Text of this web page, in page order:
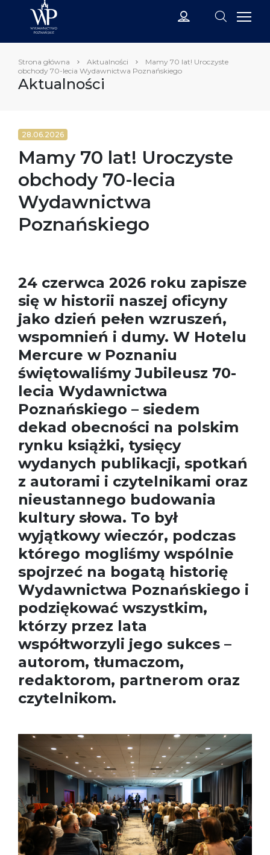
Strona główna Aktualności
Mamy 70 lat! Uroczyste
obchody 70-lecia Wydawnictwa Poznańskiego
Aktualności
28.06.2026
Mamy 70 lat! Uroczyste
obchody 70-lecia
Wydawnictwa
Poznańskiego
24 czerwca 2026 roku zapisze
się w historii naszej oficyny
jako dzień pełen wzruszeń,
wspomnień i dumy. W Hotelu
Mercure w Poznaniu
świętowaliśmy Jubileusz 70-
lecia Wydawnictwa
Poznańskiego – siedem
dekad obecności na polskim
rynku książki, tysięcy
wydanych publikacji, spotkań
z autorami i czytelnikami oraz
nieustannego budowania
kultury słowa. To był
wyjątkowy wieczór, podczas
którego mogliśmy wspólnie
spojrzeć na bogatą historię
Wydawnictwa Poznańskiego i
podziękować wszystkim,
którzy przez lata
współtworzyli jego sukces –
autorom, tłumaczom,
redaktorom, partnerom oraz
czytelnikom.